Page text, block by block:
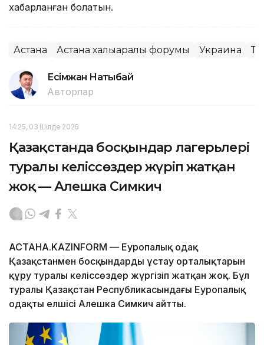
хабарланған болатын.
Астана Астана халықаралық форумы Украина
Есімжан Нақтыбай
Авторлар
14:25, 03 Шілде 2026
Қазақстанда босқындар лагерьлері
туралы келіссөздер жүріп жатқан
жоқ — Алешка Симкич
АСТАНА.KAZINFORM — Еуропалық одақ
Қазақстанмен босқындарды ұстау орталықтарын
құру туралы келіссөздер жүргізіп жатқан жоқ. Бұл
туралы Қазақстан Республикасындағы Еуропалық
одақтың елшісі Алешка Симкич айтты.